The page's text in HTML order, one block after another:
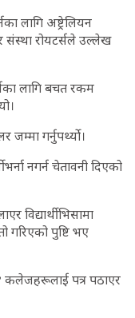
लागि अष्ट्रेलियन
संस्था रोयटर्सले उल्लेख
लागि बचत रकम
जम्मा गर्नुपर्थ्यो।
नगर्न चेतावनी दिएको
विद्यार्थी भिसामा
गरिएको पुष्टि भए
कलेजहरूलाई पत्र पठाएर